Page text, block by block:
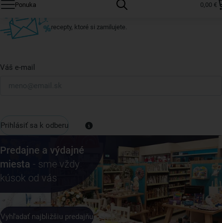
Ponuka 0,00 €
recepty, ktoré si zamilujete.
Váš e-mail
Prihlásiť sa k odberu
Predajne a výdajné
miesta - sme vždy
kúsok od vás
Vyhľadať najbližšiu predajňu